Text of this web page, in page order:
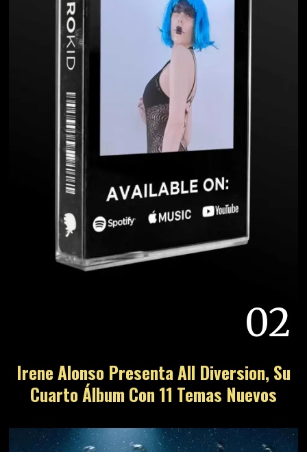
02
Irene Alonso Presenta All Diversion, Su
Cuarto Álbum Con 11 Temas Nuevos